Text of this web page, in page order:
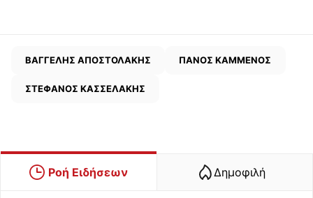
ΒΑΓΓΕΛΗΣ ΑΠΟΣΤΟΛΑΚΗΣ ΠΑΝΟΣ ΚΑΜΜΕΝΟΣ
ΣΤΕΦΑΝΟΣ ΚΑΣΣΕΛΑΚΗΣ
Ροή Ειδήσεων Δημοφιλή